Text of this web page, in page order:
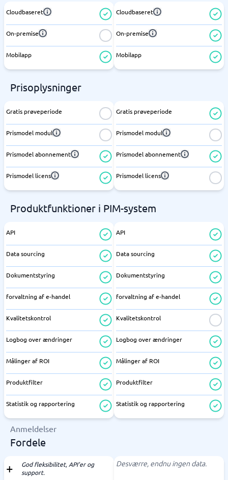
Cloudbaseret
On-premise
Mobilapp
Cloudbaseret
On-premise
Mobilapp
Prisoplysninger
Gratis prøveperiode
Prismodel modul
Prismodel abonnement
Prismodel licens
Gratis prøveperiode
Prismodel modul
Prismodel abonnement
Prismodel licens
Produktfunktioner i PIM-system
API
Data sourcing
Dokumentstyring
forvaltning af e-handel
Kvalitetskontrol
Logbog over ændringer
Målinger af ROI
Produktfilter
Statistik og rapportering
API
Data sourcing
Dokumentstyring
forvaltning af e-handel
Kvalitetskontrol
Logbog over ændringer
Målinger af ROI
Produktfilter
Statistik og rapportering
Anmeldelser
Fordele
God fleksibilitet, API'er og
support.
Desværre, endnu ingen data.